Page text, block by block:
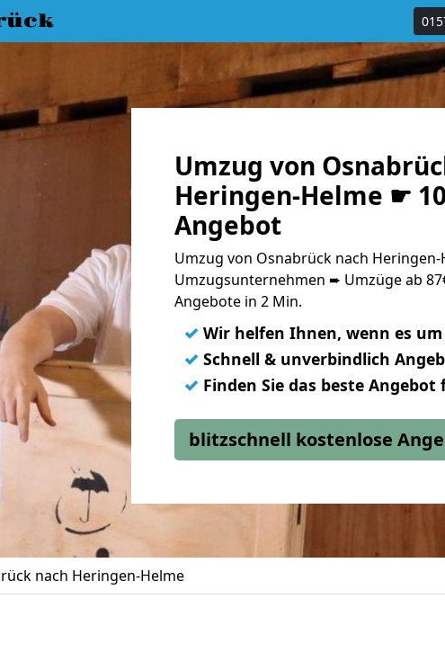
Umzug von
Heringen-Helme ☛
Angebot
Umzug von Osnabrück nach Heringen-
Umzugsunternehmen ➨ Umzüge ab
Angebote in 2 Min.
✓ Wir helfen Ihnen, wenn es
✓ Schnell & unverbindlich
✓ Finden Sie das beste
blitzschnell kostenlose
nach Heringen-Helme